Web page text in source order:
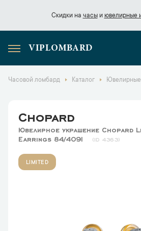
Скидки на часыи ювелирные
Скидки начасы
VIPLOMBARD
Часовой ломбард Каталог Ювелирные
Chopard
Ювелирное украшение Chopard
Earrings 84/4091
4363
LIMITED